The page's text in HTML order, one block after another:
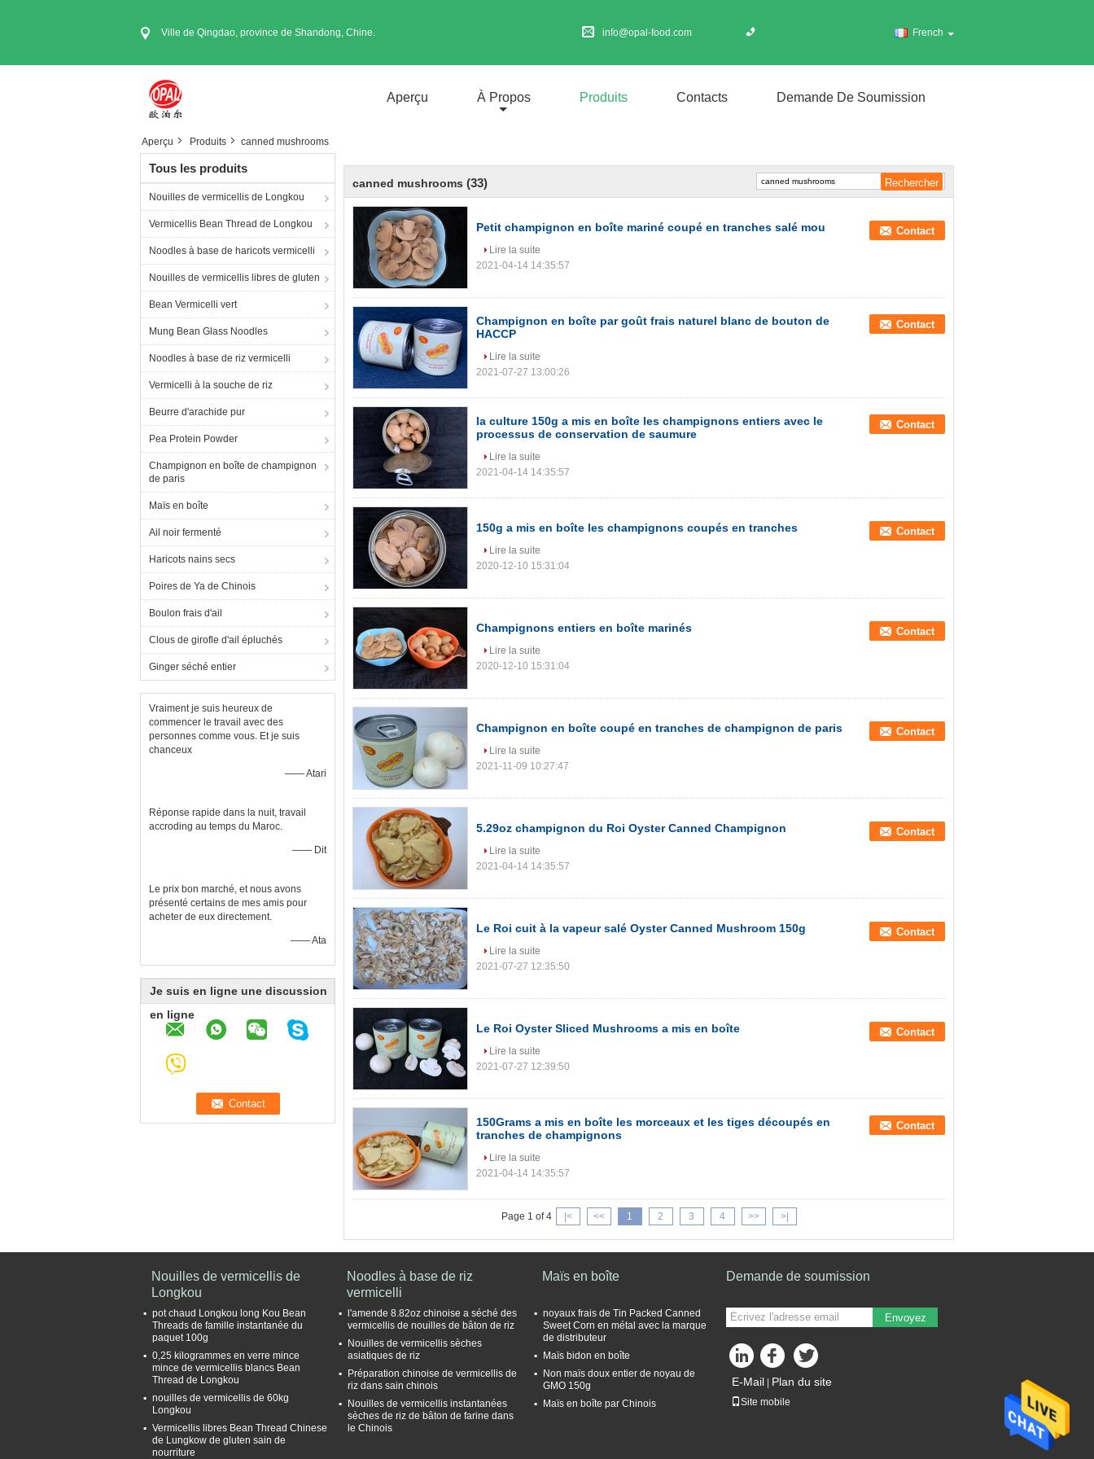
Ville de Qingdao, province de Shandong, Chine. info@opal-food.com French
Aperçu À Propos Produits Contacts Demande De Soumission
Aperçu Produits canned mushrooms
Tous les produits
Nouilles de vermicellis de Longkou
Vermicellis Bean Thread de Longkou
Noodles à base de haricots vermicelli
Nouilles de vermicellis libres de gluten
Bean Vermicelli vert
Mung Bean Glass Noodles
Noodles à base de riz vermicelli
Vermicelli à la souche de riz
Beurre d'arachide pur
Pea Protein Powder
Champignon en boîte de champignon
de paris
Maïs en boîte
Ail noir fermenté
Haricots nains secs
Poires de Ya de Chinois
Boulon frais d'ail
Clous de girofle d'ail épluchés
Ginger séché entier
Vraiment je suis heureux de
commencer le travail avec des
personnes comme vous. Et je suis
chanceux
—— Atari
Réponse rapide dans la nuit, travail
accroding au temps du Maroc.
—— Dit
Le prix bon marché, et nous avons
présenté certains de mes amis pour
acheter de eux directement.
—— Ata
Je suis en ligne une discussion
en ligne
canned mushrooms (33)
Petit champignon en boîte mariné coupé en tranches salé mou Contact
Lire la suite
2021-04-14 14:35:57
Champignon en boîte par goût frais naturel blanc de bouton de
HACCP
Contact
Lire la suite
2021-07-27 13:00:26
la culture 150g a mis en boîte les champignons entiers avec le
processus de conservation de saumure
Contact
Lire la suite
2021-04-14 14:35:57
150g a mis en boîte les champignons coupés en tranches Contact
Lire la suite
2020-12-10 15:31:04
Champignons entiers en boîte marinés Contact
Lire la suite
2020-12-10 15:31:04
Champignon en boîte coupé en tranches de champignon de paris Contact
Lire la suite
2021-11-09 10:27:47
5.29oz champignon du Roi Oyster Canned Champignon Contact
Lire la suite
2021-04-14 14:35:57
Le Roi cuit à la vapeur salé Oyster Canned Mushroom 150g Contact
Lire la suite
2021-07-27 12:35:50
Le Roi Oyster Sliced Mushrooms a mis en boîte Contact
Lire la suite
2021-07-27 12:39:50
150Grams a mis en boîte les morceaux et les tiges découpés en
tranches de champignons
Contact
Lire la suite
2021-04-14 14:35:57
Page 1 of 4 |< << 1 2 3 4 >> >|
Nouilles de vermicellis de
Longkou
pot chaud Longkou long Kou Bean
Threads de famille instantanée du
paquet 100g
0,25 kilogrammes en verre mince
mince de vermicellis blancs Bean
Thread de Longkou
nouilles de vermicellis de 60kg
Longkou
Vermicellis libres Bean Thread Chinese
de Lungkow de gluten sain de
nourriture
Noodles à base de riz
vermicelli
l'amende 8.82oz chinoise a séché des
vermicellis de nouilles de bâton de riz
Nouilles de vermicellis sèches
asiatiques de riz
Préparation chinoise de vermicellis de
riz dans sain chinois
Nouilles de vermicellis instantanées
sèches de riz de bâton de farine dans
le Chinois
Maïs en boîte
noyaux frais de Tin Packed Canned
Sweet Corn en métal avec la marque
de distributeur
Maïs bidon en boîte
Non maïs doux entier de noyau de
GMO 150g
Maïs en boîte par Chinois
Demande de soumission
Envoyez
E-Mail Plan du site
Site mobile